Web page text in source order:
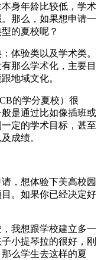
身年龄比较低，学术
那么，如果想申请一
的夏校呢？
体验类以及学术类。
那么学术化，主要目
地域文化。
的学分夏校）很
是通过比如像插班或
定的学术目标，甚至
成绩。
，想体验下美高校园
。如果你已经决定好
我想跟学校建立多一
小提琴拉的很好，刚
么学生去这样的夏